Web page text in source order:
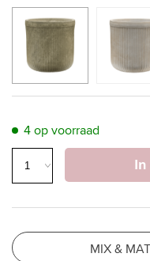
4 op voorraad
In
MIX &